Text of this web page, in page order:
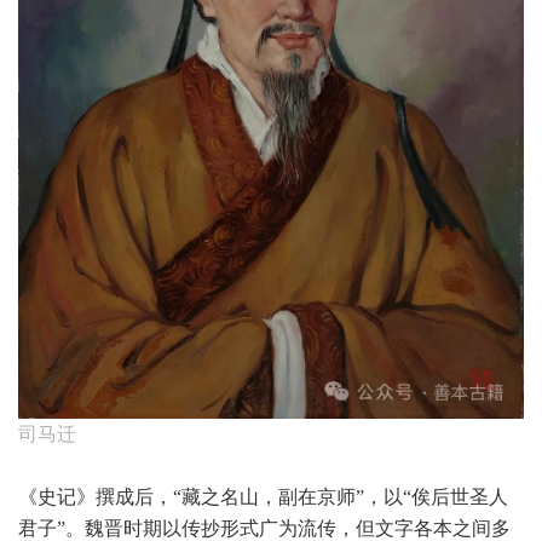
司马迁
《史记》撰成后，“藏之名山，副在京师”，以“俟后世圣人
君子”。魏晋时期以传抄形式广为流传，但文字各本之间多